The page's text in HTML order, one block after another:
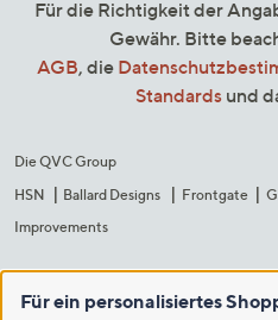
Für die Richtigkeit der
Gewähr. Bitte
AGB, die
Standards und
Die QVC Group
HSN
Ballard Designs Frontgate
Improvements
Für ein personalisiertes